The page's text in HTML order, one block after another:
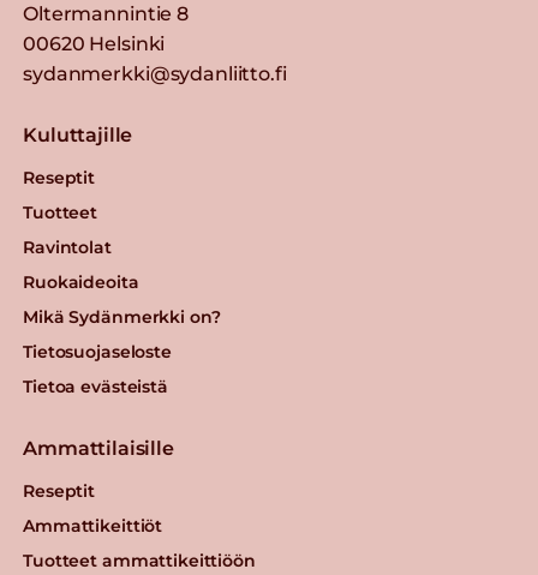
Oltermannintie 8
00620 Helsinki
sydanmerkki@sydanliitto.fi
Kuluttajille
Reseptit
Tuotteet
Ravintolat
Ruokaideoita
Mikä Sydänmerkki on?
Tietosuojaseloste
Tietoa evästeistä
Ammattilaisille
Reseptit
Ammattikeittiöt
Tuotteet ammattikeittiöön